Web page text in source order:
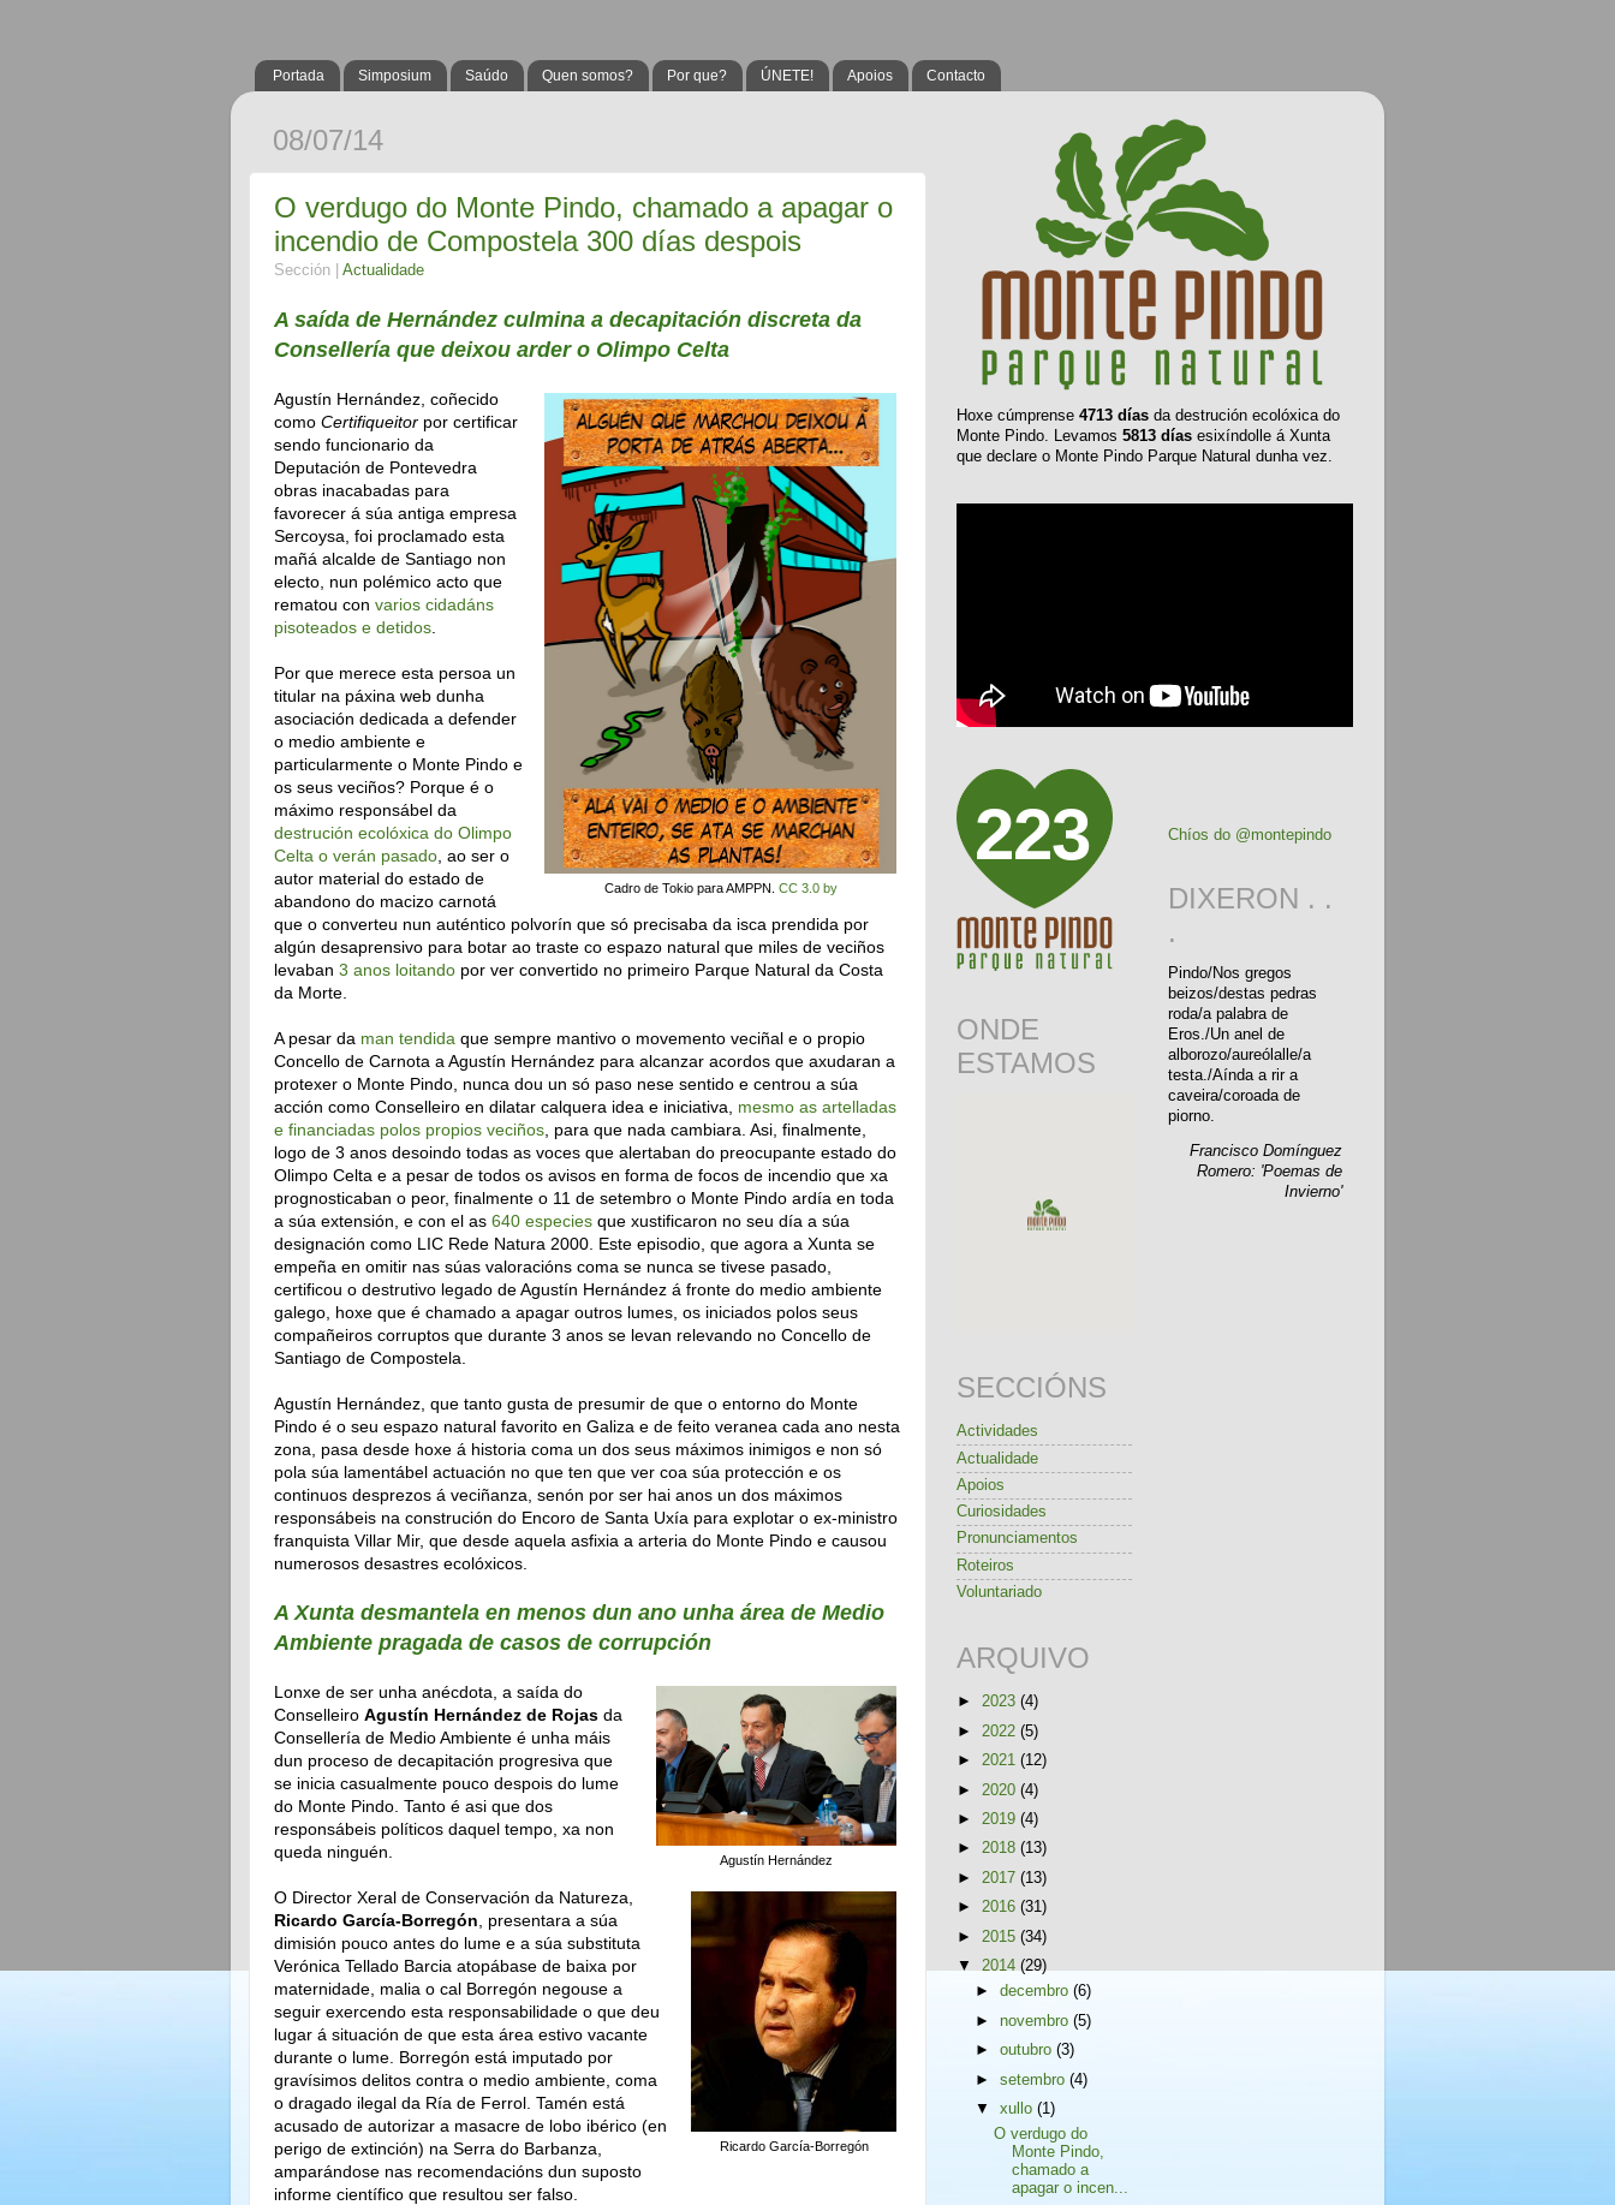
Portada Simposium Saúdo Quen somos? Por que? ÚNETE! Apoios Contacto
08/07/14
O verdugo do Monte Pindo, chamado a apagar o
incendio de Compostela 300 días despois
Sección | Actualidade
A saída de Hernández culmina a decapitación discreta da
Consellería que deixou arder o Olimpo Celta
Cadro de Tokio para AMPPN. CC 3.0 by
Agustín Hernández, coñecido
como Certifiqueitor por certificar
sendo funcionario da
Deputación de Pontevedra
obras inacabadas para
favorecer á súa antiga empresa
Sercoysa, foi proclamado esta
mañá alcalde de Santiago non
electo, nun polémico acto que
rematou con varios cidadáns
pisoteados e detidos
Por que merece esta persoa un
titular na páxina web dunha
asociación dedicada a defender
o medio ambiente e
particularmente o Monte Pindo e
os seus veciños? Porque é o
máximo responsábel da
destrución ecolóxica do Olimpo
Celta o verán pasado , ao ser o
autor material do estado de
abandono do macizo carnotá
que o converteu nun auténtico polvorín que só precisaba da isca prendida por
algún desaprensivo para botar ao traste co espazo natural que miles de veciños
levaban 3 anos loitando por ver convertido no primeiro Parque Natural da Costa
da Morte.
A pesar da man tendida que sempre mantivo o movemento veciñal e o propio
Concello de Carnota a Agustín Hernández para alcanzar acordos que axudaran a
protexer o Monte Pindo, nunca dou un só paso nese sentido e centrou a súa
acción como Conselleiro en dilatar calquera idea e iniciativa, mesmo as artelladas
e financiadas polos propios veciños , para que nada cambiara. Asi, finalmente,
logo de 3 anos desoindo todas as voces que alertaban do preocupante estado do
Olimpo Celta e a pesar de todos os avisos en forma de focos de incendio que xa
prognosticaban o peor, finalmente o 11 de setembro o Monte Pindo ardía en toda
a súa extensión, e con el as 640 especies que xustificaron no seu día a súa
designación como LIC Rede Natura 2000. Este episodio, que agora a Xunta se
empeña en omitir nas súas valoracións coma se nunca se tivese pasado,
certificou o destrutivo legado de Agustín Hernández á fronte do medio ambiente
galego, hoxe que é chamado a apagar outros lumes, os iniciados polos seus
compañeiros corruptos que durante 3 anos se levan relevando no Concello de
Santiago de Compostela.
Agustín Hernández, que tanto gusta de presumir de que o entorno do Monte
Pindo é o seu espazo natural favorito en Galiza e de feito veranea cada ano nesta
zona, pasa desde hoxe á historia coma un dos seus máximos inimigos e non só
pola súa lamentábel actuación no que ten que ver coa súa protección e os
continuos desprezos á veciñanza, senón por ser hai anos un dos máximos
responsábeis na construción do Encoro de Santa Uxía para explotar o ex-ministro
franquista Villar Mir, que desde aquela asfixia a arteria do Monte Pindo e causou
numerosos desastres ecolóxicos.
A Xunta desmantela en menos dun ano unha área de Medio
Ambiente pragada de casos de corrupción
Agustín Hernández
Lonxe de ser unha anécdota, a saída do
Conselleiro Agustín Hernández de Rojas da
Consellería de Medio Ambiente é unha máis
dun proceso de decapitación progresiva que
se inicia casualmente pouco despois do lume
do Monte Pindo. Tanto é asi que dos
responsábeis políticos daquel tempo, xa non
queda ninguén.
Ricardo García-Borregón
O Director Xeral de Conservación da Natureza,
Ricardo García-Borregón , presentara a súa
dimisión pouco antes do lume e a súa substituta
Verónica Tellado Barcia atopábase de baixa por
maternidade, malia o cal Borregón negouse a
seguir exercendo esta responsabilidade o que deu
lugar á situación de que esta área estivo vacante
durante o lume. Borregón está imputado por
gravísimos delitos contra o medio ambiente, coma
o dragado ilegal da Ría de Ferrol. Tamén está
acusado de autorizar a masacre de lobo ibérico (en
perigo de extinción) na Serra do Barbanza,
amparándose nas recomendacións dun suposto
informe científico que resultou ser falso.
Hoxe cúmprense 4713 días da destrución ecolóxica do
Monte Pindo. Levamos 5813 días esixíndolle á Xunta
que declare o Monte Pindo Parque Natural dunha vez.
223
ONDE
ESTAMOS
SECCIÓNS
Actividades
Actualidade
Apoios
Curiosidades
Pronunciamentos
Roteiros
Voluntariado
ARQUIVO
► 2023 (4)
► 2022 (5)
► 2021 (12)
► 2020 (4)
► 2019 (4)
► 2018 (13)
► 2017 (13)
► 2016 (31)
► 2015 (34)
▼ 2014 (29)
►decembro(6)
►novembro(5)
►outubro(3)
►setembro(4)
▼xullo(1)
O verdugo do
Monte Pindo,
chamado a
apagar o incen...
Chíos do @montepindo
DIXERON . .
.
Pindo/Nos gregos
beizos/destas pedras
roda/a palabra de
Eros./Un anel de
alborozo/aureólalle/a
testa./Aínda a rir a
caveira/coroada de
piorno.
Francisco Domínguez
Romero: 'Poemas de
Invierno'